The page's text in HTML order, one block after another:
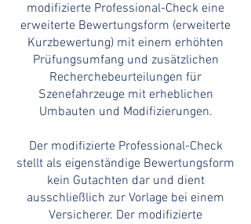
modifizierte Professional-Check eine
erweiterte Bewertungsform (erweiterte
Kurzbewertung) mit einem erhöhten
Prüfungsumfang und zusätzlichen
Recherchebeurteilungen für
Szenefahrzeuge mit erheblichen
Umbauten und Modifizierungen.
Der modifizierte Professional-Check
stellt als eigenständige Bewertungsform
kein Gutachten dar und dient
ausschließlich zur Vorlage bei einem
Versicherer. Der modifizierte